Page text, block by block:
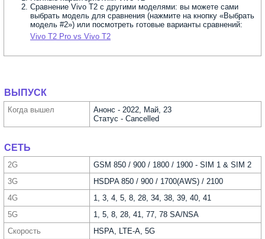
Сравнение Vivo T2 с другими моделями: вы можете сами
выбрать модель для сравнения (нажмите на кнопку «Выбрать
модель #2») или посмотреть готовые варианты сравнений:
Vivo T2 Pro vs Vivo T2
ВЫПУСК
Когда вышел
Анонс - 2022, Май, 23
Статус - Cancelled
СЕТЬ
2G
GSM 850 / 900 / 1800 / 1900 - SIM 1 & SIM 2
3G
HSDPA 850 / 900 / 1700(AWS) / 2100
4G
1, 3, 4, 5, 8, 28, 34, 38, 39, 40, 41
5G
1, 5, 8, 28, 41, 77, 78 SA/NSA
Скорость
HSPA, LTE-A, 5G